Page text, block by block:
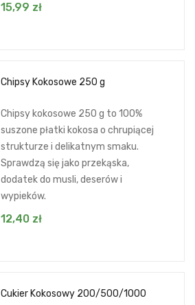
15,99 zł
Chipsy Kokosowe 250 g
Chipsy kokosowe 250 g to 100%
suszone płatki kokosa o chrupiącej
strukturze i delikatnym smaku.
Sprawdzą się jako przekąska,
dodatek do musli, deserów i
wypieków.
12,40 zł
Cukier Kokosowy 200/500/1000